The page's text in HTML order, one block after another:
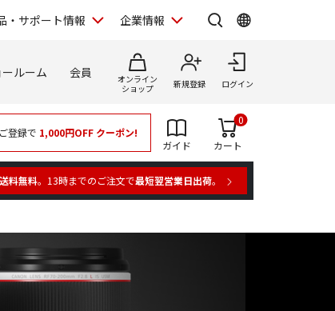
・サポート情報 企業情報
ルーム 会員
オンライン
ショップ
新規登録 ログイン
登録で 1,000円OFF クーポン!
ガイド
カート
0
送料無料。13時までのご注文で最短翌営業日出荷。